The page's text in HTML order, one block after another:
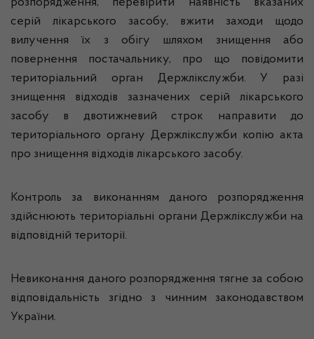
розпорядження, перевірити наявність вказаних
серій лікарського засобу, вжити заходи щодо
вилучення їх з обігу шляхом знищення або
повернення постачальнику, про що повідомити
територіальний орган Держлікслужби. У разі
знищення відходів зазначених серій лікарського
засобу в двотижневий строк направити до
територіального органу Держлікслужби копію акта
про знищення відходів лікарського засобу.
Контроль за виконанням даного розпорядження
здійснюють територіальні органи Держлікслужби на
відповідній території.
Невиконання даного розпорядження тягне за собою
відповідальність згідно з чинним законодавством
України.